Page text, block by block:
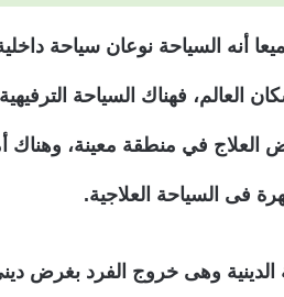
جميعا أنه السياحة نوعان سياحة
العالم، فهناك السياحة
العلاج في منطقة معينة،
فى السياحة العلاجية.
الدينية وهى خروج الفرد بغرض